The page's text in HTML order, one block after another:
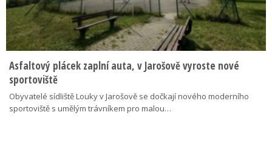
Asfaltový plácek zaplní auta, v Jarošově vyroste nové
sportoviště
Obyvatelé sídliště Louky v Jarošově se dočkají nového moderního
sportoviště s umělým trávníkem pro malou…